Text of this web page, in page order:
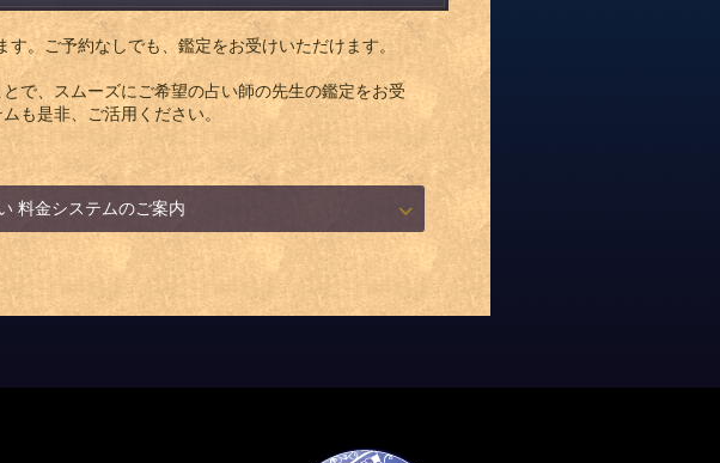
す。ご予約なしでも、鑑定をお受けいただけます。
で、スムーズにご希望の占い師の先生の鑑定をお受
も是非、ご活用ください。
料金システムのご案内